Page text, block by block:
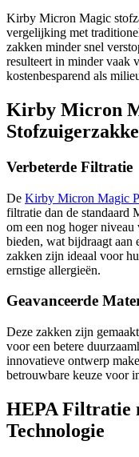
Kirby Micron Magic
vergelijking met
zakken minder snel
resulteert in minder vaak
kostenbesparend als
Kirby Micron
Verbeterde Filtratie
De Kirby Micron Magic
filtratie dan de standaard
om een nog hoger
bieden, wat bijdraagt aan
zakken zijn ideaal voor
ernstige allergieën.
Geavanceerde
Deze zakken zijn
voor een betere
innovatieve ontwerp
betrouwbare keuze voor
HEPA Filtratie
Technologie